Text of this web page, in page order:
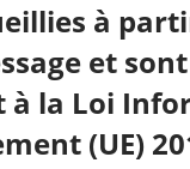
à
et
la Loi
(UE)